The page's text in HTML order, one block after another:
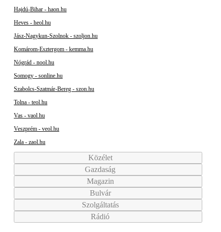
Hajdú-Bihar - haon.hu
Heves - heol.hu
Jász-Nagykun-Szolnok - szoljon.hu
Komárom-Esztergom - kemma.hu
Nógrád - nool.hu
Somogy - sonline.hu
Szabolcs-Szatmár-Bereg - szon.hu
Tolna - teol.hu
Vas - vaol.hu
Veszprém - veol.hu
Zala - zaol.hu
Közélet
Gazdaság
Magazin
Bulvár
Szolgáltatás
Rádió